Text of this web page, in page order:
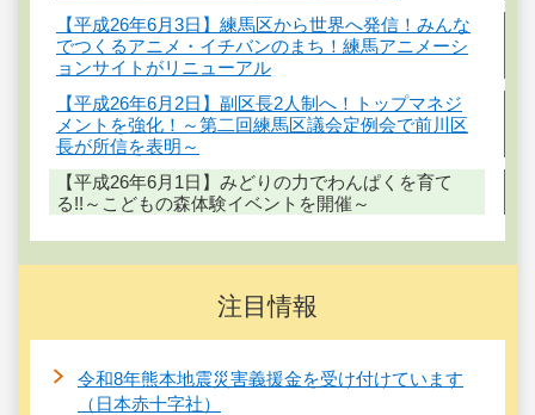
【平成26年6月3日】練馬区から世界へ発信！みんな
でつくるアニメ・イチバンのまち！練馬アニメーシ
ョンサイトがリニューアル
【平成26年6月2日】副区長2人制へ！トップマネジ
メントを強化！～第二回練馬区議会定例会で前川区
長が所信を表明～
【平成26年6月1日】みどりの力でわんぱくを育て
る!!～こどもの森体験イベントを開催～
注目情報
令和8年熊本地震災害義援金を受け付けています
（日本赤十字社）